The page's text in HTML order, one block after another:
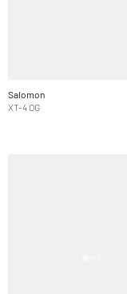
Salomon
XT-4 OG